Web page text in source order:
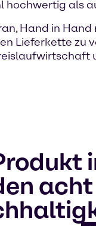
hochwertig als
Hand in
Lieferkette zu